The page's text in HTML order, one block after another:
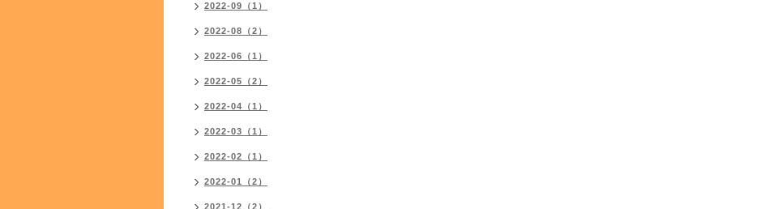
2022-09（1）
2022-08（2）
2022-06（1）
2022-05（2）
2022-04（1）
2022-03（1）
2022-02（1）
2022-01（2）
2021-12（2）